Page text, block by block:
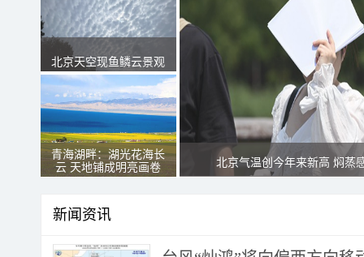
北京天空现鱼鳞云景观
青海湖畔：湖光花海长
云 天地铺成明亮画卷
北京气温创今年来新高 焖蒸
新闻资讯